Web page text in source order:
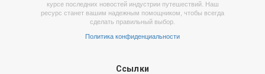
курсе последних новостей индустрии путешествий. Наш
ресурс станет вашим надежным помощником, чтобы всегда
сделать правильный выбор.
Политика конфиденциальности
Ссылки